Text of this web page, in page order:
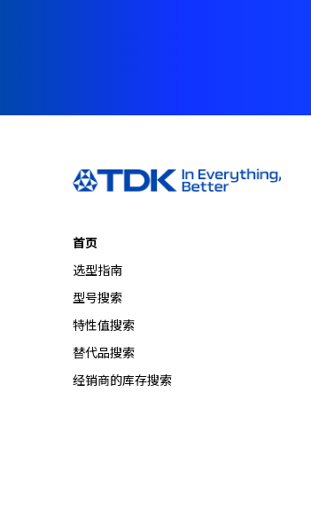
首页
选型指南
型号搜索
特性值搜索
替代品搜索
经销商的库存搜索